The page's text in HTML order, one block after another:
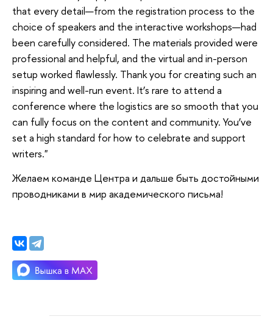
that every detail—from the registration process to the
choice of speakers and the interactive workshops—had
been carefully considered. The materials provided were
professional and helpful, and the virtual and in-person
setup worked flawlessly. Thank you for creating such an
inspiring and well-run event. It’s rare to attend a
conference where the logistics are so smooth that you
can fully focus on the content and community. You’ve
set a high standard for how to celebrate and support
writers."
Желаем команде Центра и дальше быть достойными
проводниками в мир академического письма!